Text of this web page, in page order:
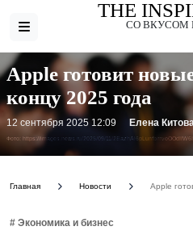
THE
СО ВКУСОМ
Фото: https://images.news.ru/2025/09/11/
Apple готовит
концу 2025 года
12 сентября 2025 12:09 Елена
Главная Новости Apple
# Экономика и бизнес